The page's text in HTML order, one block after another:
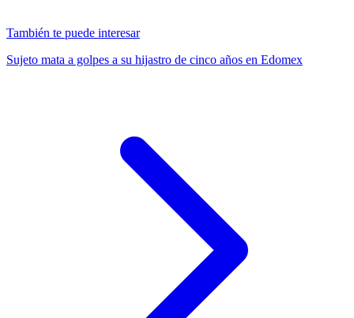
También te puede interesar
Sujeto mata a golpes a su hijastro de cinco años en Edomex